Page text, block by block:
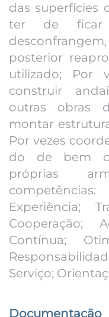
das superfícies
ter de
posterior
utilizado; Por
construir
outras obras
montar
Por vezes
do de bem
próprias
Experiência;
Cooperação;
Contínua;
Serviço;
Documentação